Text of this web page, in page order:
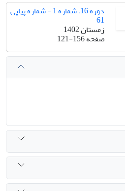
دوره 16، شماره 1 - شماره پیاپی
61
زمستان 1402
صفحه121-156